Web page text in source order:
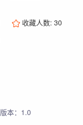
收藏人数:30
版本：1.0